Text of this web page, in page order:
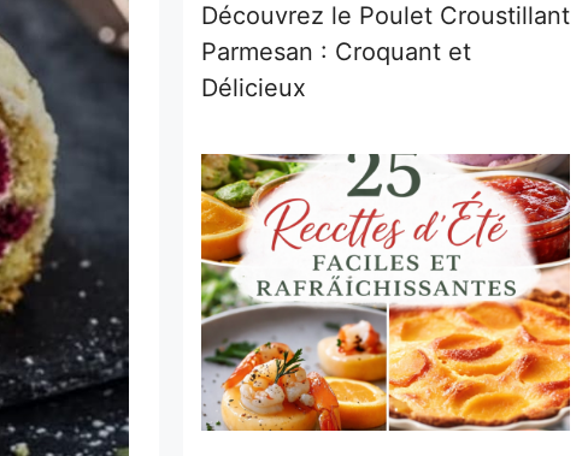
Découvrez le Poulet Croustillant
Parmesan : Croquant et
Délicieux